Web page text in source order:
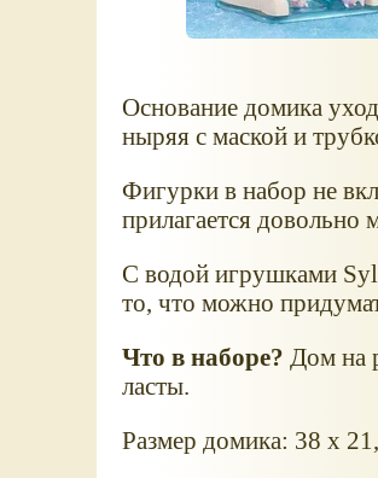
Основание домика
ныряя с маской и
Фигурки в набор не
прилагается довольно
С водой игрушками
то, что можно
Что в наборе? Дом на
ласты.
Размер домика: 38 x